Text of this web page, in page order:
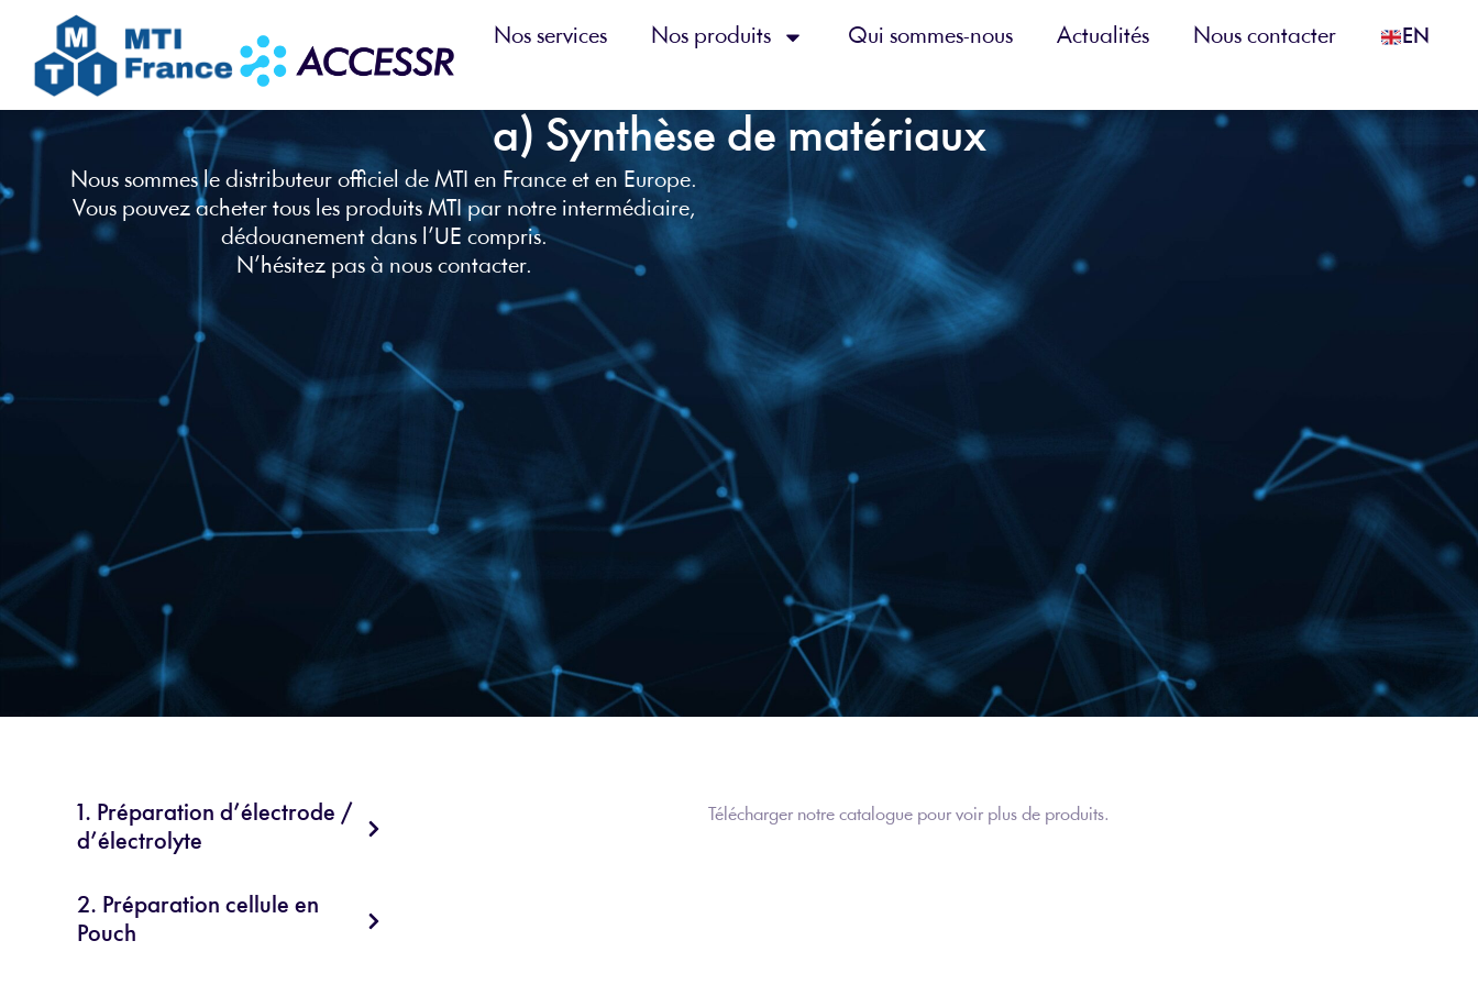
Nos services Nos produits Qui sommes-nous Actualités Nous contacter EN
a) Synthèse de matériaux
Nous sommes le distributeur officiel de MTI en France et en Europe.
Vous pouvez acheter tous les produits MTI par notre intermédiaire,
dédouanement dans l’UE compris.
N’hésitez pas à nous contacter.
1. Préparation d’électrode /
d’électrolyte
2. Préparation cellule en
Pouch
Télécharger notre catalogue pour voir plus de produits.